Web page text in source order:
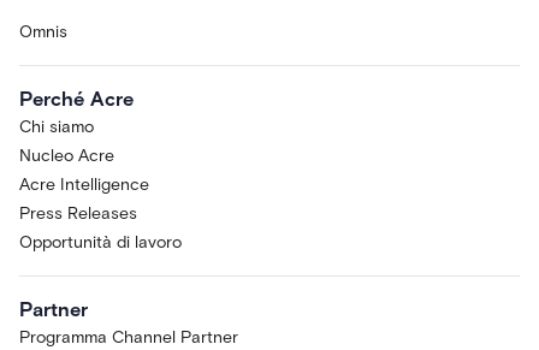
Omnis
Perché Acre
Chi siamo
Nucleo Acre
Acre Intelligence
Press Releases
Opportunità di lavoro
Partner
Programma Channel Partner